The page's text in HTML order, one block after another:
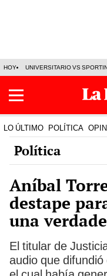
HOY UNIVERSITARIO VS
LO ÚLTIMO POLÍTICA
Política
Aníbal
destape
una
El titular de
audio que